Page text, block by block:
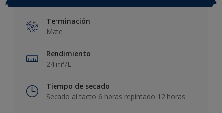
Terminación
Mate
Rendimiento
24 m²/L
Tiempo de secado
Secado al tacto 6 horas repintado 12 horas